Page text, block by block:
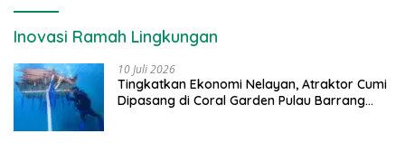
Inovasi Ramah Lingkungan
10 Juli 2026
Tingkatkan Ekonomi Nelayan, Atraktor Cumi
Dipasang di Coral Garden Pulau Barrang